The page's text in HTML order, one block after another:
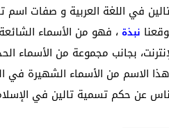
في اللغة العربية و صفات اسم
نبذة، فهو من الأسماء
بجانب مجموعة من الأسماء
هذا الاسم من الأسماء الشهيرة
عن حكم تسمية تالين في